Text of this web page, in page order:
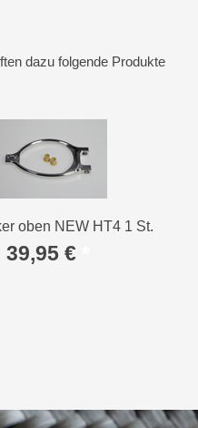
dazu folgende Produkte
oben NEW HT4 1 St.
39,95 €